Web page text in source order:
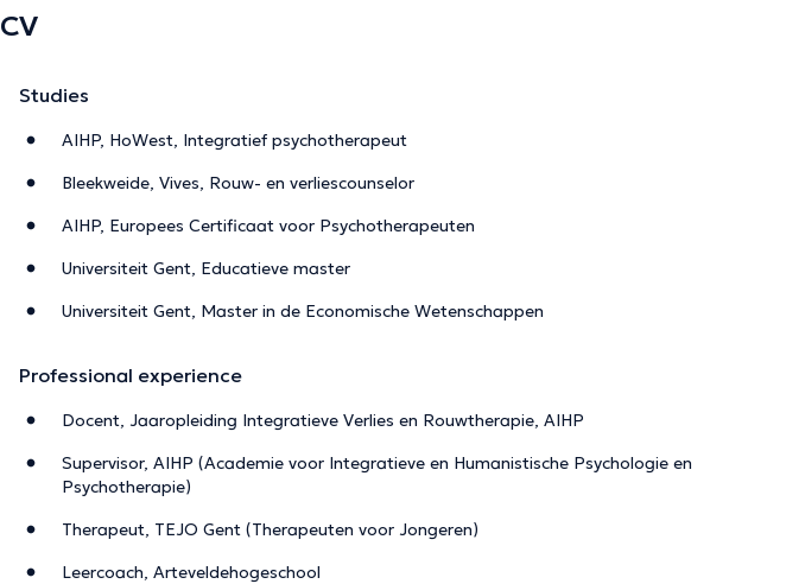
CV
Studies
AIHP, HoWest, Integratief psychotherapeut
Bleekweide, Vives, Rouw- en verliescounselor
AIHP, Europees Certificaat voor Psychotherapeuten
Universiteit Gent, Educatieve master
Universiteit Gent, Master in de Economische Wetenschappen
Professional experience
Docent, Jaaropleiding Integratieve Verlies en Rouwtherapie, AIHP
Supervisor, AIHP (Academie voor Integratieve en Humanistische Psychologie en
Psychotherapie)
Therapeut, TEJO Gent (Therapeuten voor Jongeren)
Leercoach, Arteveldehogeschool